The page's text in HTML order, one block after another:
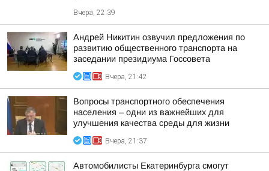
Вчера, 22:39
Андрей Никитин озвучил предложения по
развитию общественного транспорта на
заседании президиума Госсовета
Вчера, 21:42
Вопросы транспортного обеспечения
населения – одни из важнейших для
улучшения качества среды для жизни
Вчера, 21:37
Автомобилисты Екатеринбурга смогут